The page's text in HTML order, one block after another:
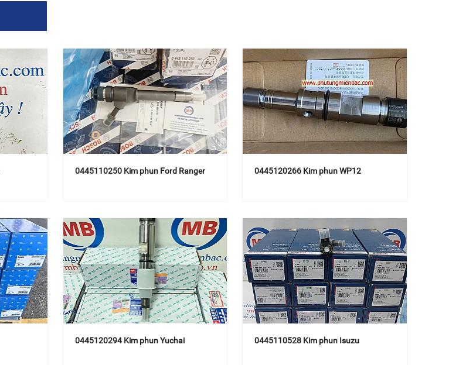
0445110250 Kim phun Ford Ranger 0445120266 Kim phun WP12
0445120294 Kim phun Yuchai 0445110528 Kim phun Isuzu